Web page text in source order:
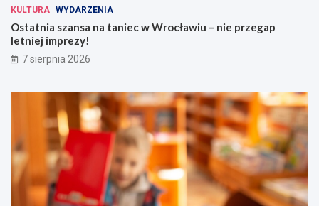
KULTURA WYDARZENIA
Ostatnia szansa na taniec w Wrocławiu – nie przegap
letniej imprezy!
7 sierpnia 2026